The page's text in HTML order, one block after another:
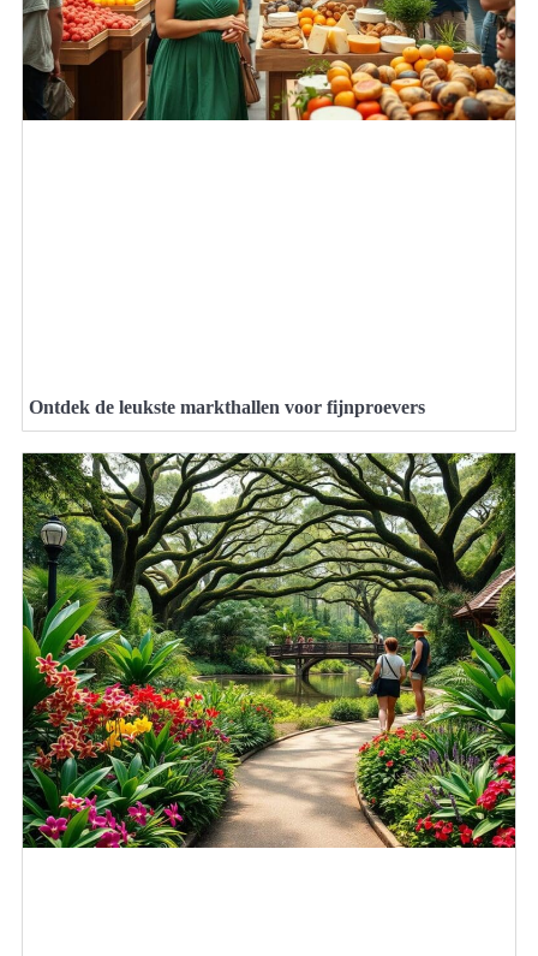
Ontdek de leukste markthallen voor fijnproevers